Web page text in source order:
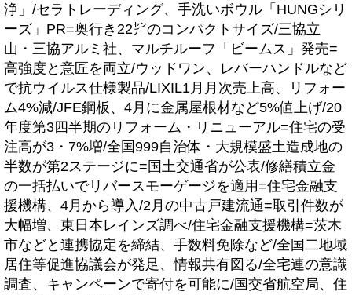
浄」/セラトレーディング、手洗いボウル「HUNGシリ
ーズ」PR=奥行き22㌢のコンパクトサイズ/三協立
山・三協アルミ社、マルチルーフ「ビームス」発売=
高強度と意匠を両立/ウッドワン、レバーハンドルなど
で抗ウイルス仕様製品/LIXIL1月月次売上高、リフォー
ム4%減/JFE鋼板、4月に金属屋根材など5%値上げ/20
年度第3四半期のリフォーム・リニューアル=住宅の受
注高が3・7%増/全国999自治体・大規模盛土造成地の
半数が第2ステージに=国土交通省が公表/修繕積立金
の一括払いでリバースモーゲージを適用=住宅金融支
援機構、4月から導入/2月の中古戸建流通=取引件数が
大幅増、東日本レインズ調べ/住宅金融支援機構=茨木
市などと連携協定を締結、手数料免除など/全国二地域
居住等促進協議会が発足、情報共有図る/全宅連の意識
調査、キャンペーンで寄付を可能に/国交省航空局、住